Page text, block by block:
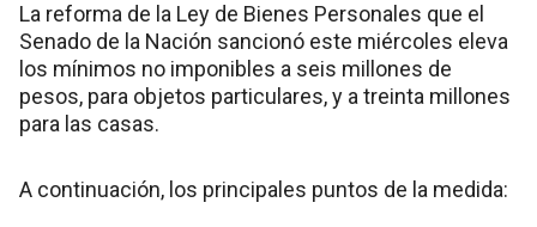
La reforma de la Ley de Bienes Personales que el
Senado de la Nación sancionó este miércoles eleva
los mínimos no imponibles a seis millones de
pesos, para objetos particulares, y a treinta millones
para las casas.
A continuación, los principales puntos de la medida: